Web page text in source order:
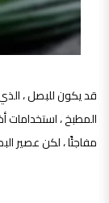
قد يكون للبصل ،
المطبخ ، استخدامات
مفاجئًا ، لكن عصير